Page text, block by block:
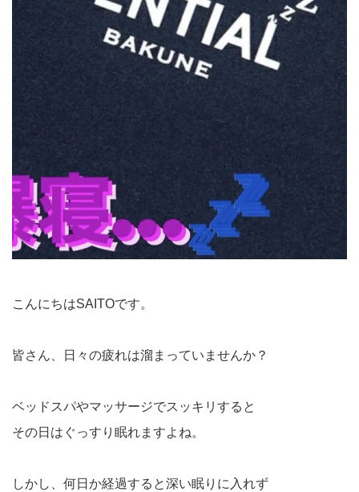
こんにちはSAITOです。
皆さん、日々の疲れは溜まっていませんか？
ベッドスパやマッサージでスッキリすると
その日はぐっすり眠れますよね。
しかし、何日か経過すると深い眠りに入れず